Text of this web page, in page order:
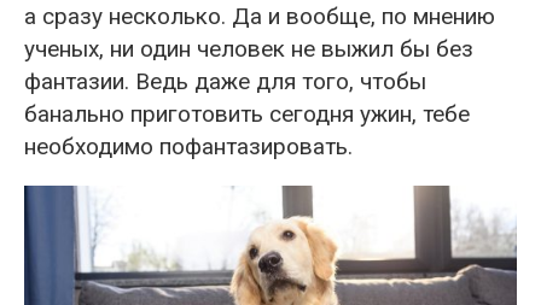
а сразу несколько. Да и вообще, по мнению
ученых, ни один человек не выжил бы без
фантазии. Ведь даже для того, чтобы
банально приготовить сегодня ужин, тебе
необходимо пофантазировать.